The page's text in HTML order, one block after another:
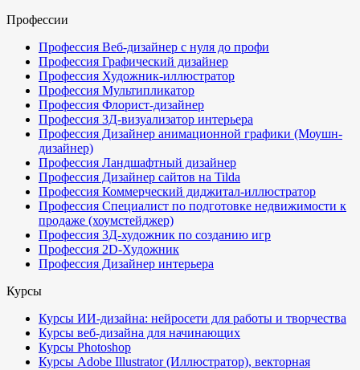
Профессии
Профессия Веб-дизайнер с нуля до профи
Профессия Графический дизайнер
Профессия Художник-иллюстратор
Профессия Мультипликатор
Профессия Флорист-дизайнер
Профессия 3Д-визуализатор интерьера
Профессия Дизайнер анимационной графики (Моушн-
дизайнер)
Профессия Ландшафтный дизайнер
Профессия Дизайнер сайтов на Tilda
Профессия Коммерческий диджитал-иллюстратор
Профессия Специалист по подготовке недвижимости к
продаже (хоумстейджер)
Профессия 3Д-художник по созданию игр
Профессия 2D-Художник
Профессия Дизайнер интерьера
Курсы
Курсы ИИ-дизайна: нейросети для работы и творчества
Курсы веб-дизайна для начинающих
Курсы Photoshop
Курсы Adobe Illustrator (Иллюстратор), векторная